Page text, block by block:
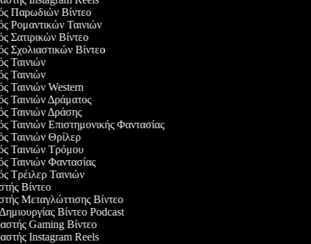
Παρωδιών Βίντεο
Ρομαντικών Ταινιών
Σατιρικών Βίντεο
Σχολιαστικών Βίντεο
Ταινιών
Ταινιών
Ταινιών Western
Ταινιών Δράματος
Ταινιών Δράσης
Ταινιών Επιστημονικής Φαντασίας
Ταινιών Θρίλερ
Ταινιών Τρόμου
Ταινιών Φαντασίας
Τρέιλερ Ταινιών
Βίντεο
Μεταγλώττισης Βίντεο
Δημιουργίας Βίντεο Podcast
Gaming Βίντεο
Instagram Reels